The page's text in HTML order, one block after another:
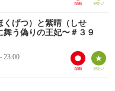
げつ）と紫晴（しせ
舞う偽りの王妃〜＃３９
23:00